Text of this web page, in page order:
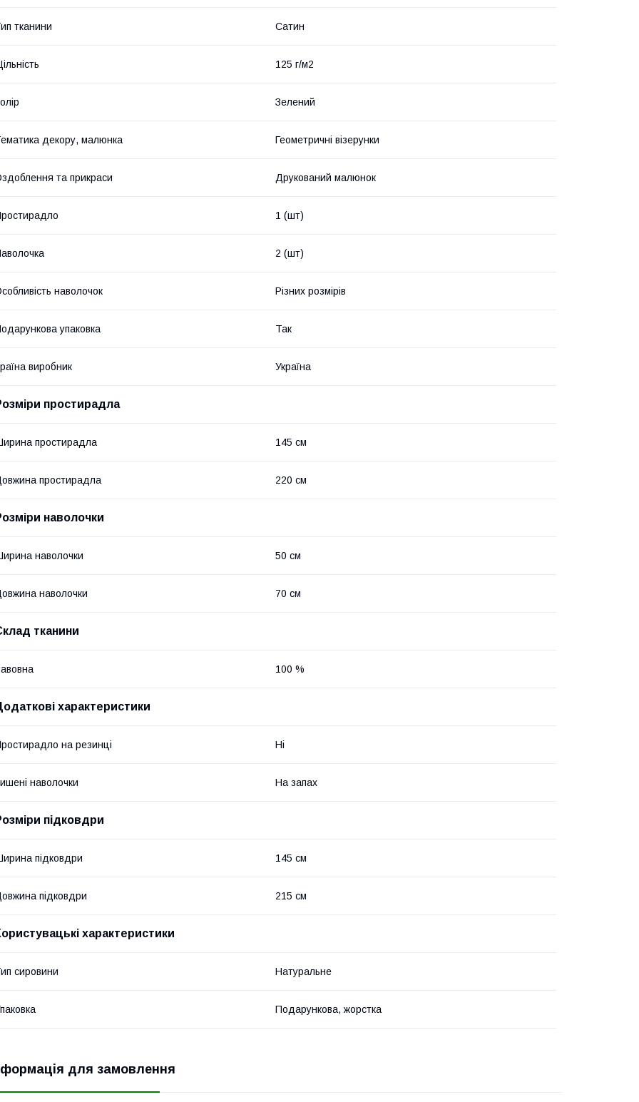
тканини Сатин
125 г/м2
Зелений
декору, малюнка Геометричні візерунки
та прикраси Друкований малюнок
1 (шт)
2 (шт)
наволочок Різних розмірів
упаковка Так
виробник Україна
простирадла
простирадла 145 см
простирадла 220 см
наволочки
наволочки 50 см
наволочки 70 см
тканини
100 %
характеристики
на резинці Ні
наволочки На запах
підковдри
підковдри 145 см
підковдри 215 см
характеристики
сировини Натуральне
Подарункова, жорстка
для замовлення